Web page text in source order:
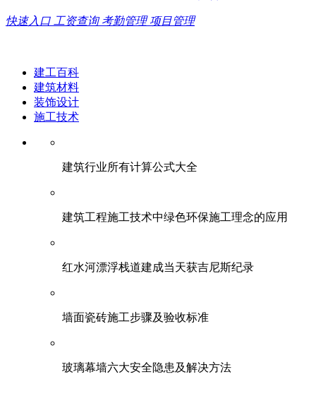
快速入口 工资查询 考勤管理 项目管理
建工百科
建筑材料
装饰设计
施工技术
建筑行业所有计算公式大全
建筑工程施工技术中绿色环保施工理念的应用
红水河漂浮栈道建成当天获吉尼斯纪录
墙面瓷砖施工步骤及验收标准
玻璃幕墙六大安全隐患及解决方法